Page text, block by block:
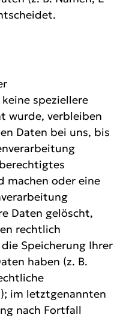
speziellere
wurde, verbleiben
Daten bei uns, bis
machen oder eine
Daten gelöscht,
rechtlich
Speicherung Ihrer
haben (z. B.
im letztgenannten
nach Fortfall